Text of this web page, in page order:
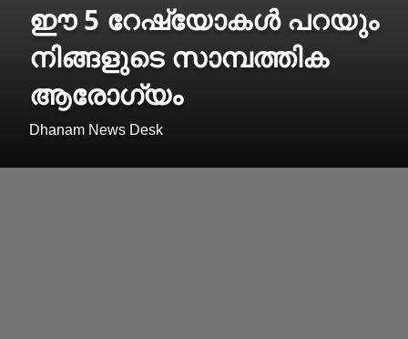
ഈ 5 റേഷ്യോകള്‍ പറയും
നിങ്ങളുടെ സാമ്പത്തിക
ആരോഗ്യം
Dhanam News Desk